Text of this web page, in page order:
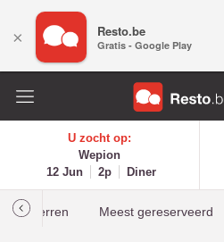
U zocht op:
Wepion
12 Jun
2p Diner
Meest gereserveerd
× Resto.be
Gratis - Google Play